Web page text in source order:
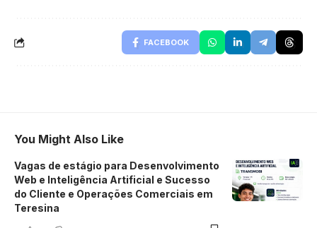
FACEBOOK
You Might Also Like
Vagas de estágio para Desenvolvimento
Web e Inteligência Artificial e Sucesso
do Cliente e Operações Comerciais em
Teresina